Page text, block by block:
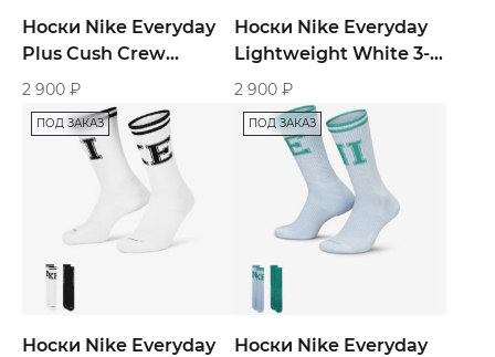
Носки Nike Everyday
Plus Cush Crew
Training Socks 2-Pairs
2 900 ₽
Носки Nike Everyday
Lightweight White 3-
Pairs
2 900 ₽
ПОД ЗАКАЗ
Носки Nike Everyday
ПОД ЗАКАЗ
Носки Nike Everyday